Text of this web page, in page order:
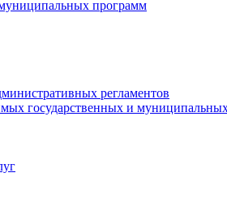
программ
регламентов
государственных и